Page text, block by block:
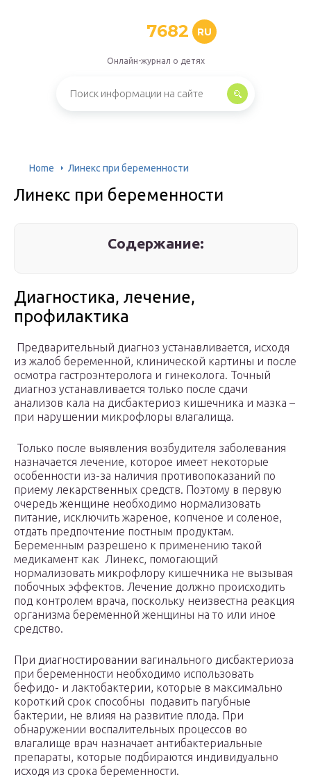
7682 RU
Онлайн-журнал о детях
Home Линекс при беременности
Линекс при беременности
Содержание:
Диагностика, лечение,
профилактика
Предварительный диагноз устанавливается, исходя
из жалоб беременной, клинической картины и после
осмотра гастроэнтеролога и гинеколога. Точный
диагноз устанавливается только после сдачи
анализов кала на дисбактериоз кишечника и мазка –
при нарушении микрофлоры влагалища.
Только после выявления возбудителя заболевания
назначается лечение, которое имеет некоторые
особенности из-за наличия противопоказаний по
приему лекарственных средств. Поэтому в первую
очередь женщине необходимо нормализовать
питание, исключить жареное, копченое и соленое,
отдать предпочтение постным продуктам.
Беременным разрешено к применению такой
медикамент как Линекс, помогающий
нормализовать микрофлору кишечника не вызывая
побочных эффектов. Лечение должно происходить
под контролем врача, поскольку неизвестна реакция
организма беременной женщины на то или иное
средство.
При диагностировании вагинального дисбактериоза
при беременности необходимо использовать
бефидо- и лактобактерии, которые в максимально
короткий срок способны подавить пагубные
бактерии, не влияя на развитие плода. При
обнаружении воспалительных процессов во
влагалище врач назначает антибактериальные
препараты, которые подбираются индивидуально
исходя из срока беременности.